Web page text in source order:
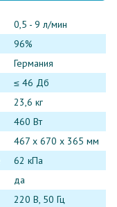
0,5 - 9 л/мин
96%
Германия
≤ 46 Дб
23,6 кг
460 Вт
467 х 670 х 365 мм
62 кПа
да
220 В, 50 Гц